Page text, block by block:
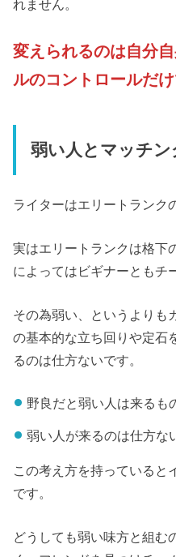
れません。
変えられるのは自分
ルのコントロールだけ
弱い人とマッチ
ライターはエリートランク
実はエリートランクは格下
によってはビギナーともチ
その為弱い、というよりも
の基本的な立ち回りや定石
るのは仕方ないです。
野良だと弱い人は来るも
弱い人が来るのは仕方な
この考え方を持っていると
です。
どうしても弱い味方と組む